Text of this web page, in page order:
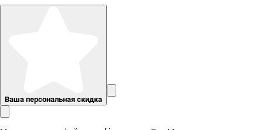
Ваша персональная скидка